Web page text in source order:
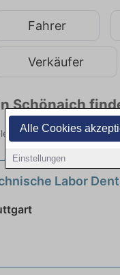
Alle Cookies
Einstellungen
Fahrer
Verkäufer
Schönaich
Branchen. Jetzt
Labor